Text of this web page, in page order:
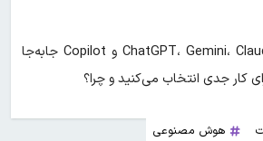
شما اگر هر روز بین ChatGPT، Gemini، Claude و Copilot جابه‌جا
کار جدی انتخاب می‌کنید و چرا؟
هوش مصنوعی